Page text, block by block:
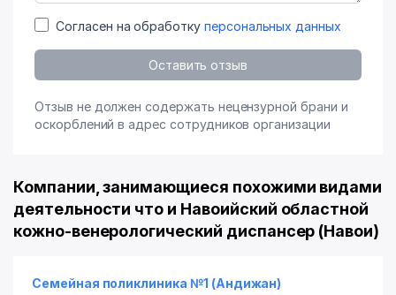
Согласен на обработку персональных данных
Оставить отзыв
Отзыв не должен содержать нецензурной брани и
оскорблений в адрес сотрудников организации
Компании, занимающиеся похожими видами
деятельности что и Навоийский областной
кожно-венерологический диспансер (Навои)
Семейная поликлиника №1 (Андижан)